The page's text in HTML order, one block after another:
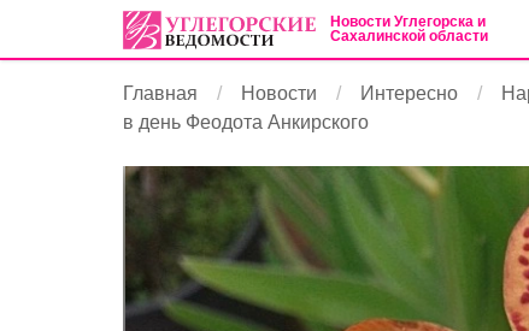
Новости Углегорска и
Сахалинской области
Главная Новости Интересно
в день Феодота Анкирского